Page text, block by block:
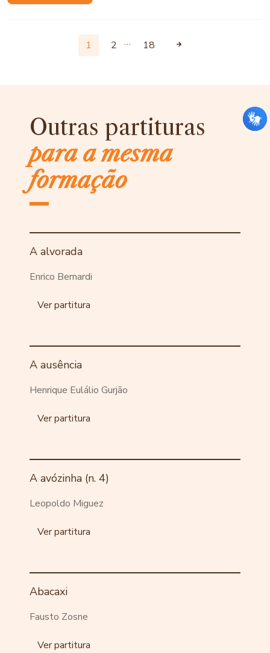
1 2 … 18
Outras partituras
para a mesma
formação
A alvorada
Enrico Bernardi
Ver partitura
A ausência
Henrique Eulálio Gurjão
Ver partitura
A avózinha (n. 4)
Leopoldo Miguez
Ver partitura
Abacaxi
Fausto Zosne
Ver partitura